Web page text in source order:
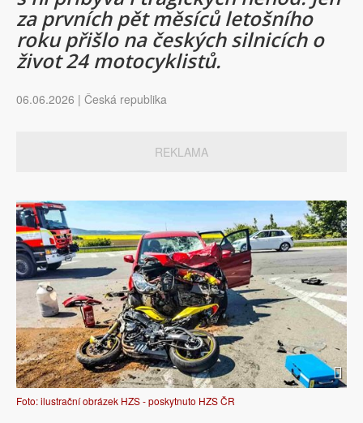
za prvních pět měsíců letošního
roku přišlo na českých silnicích o
život 24 motocyklistů.
06.06.2026 | Česká republika
REKLAMA
Foto: ilustrační obrázek HZS - poskytnuto HZS ČR